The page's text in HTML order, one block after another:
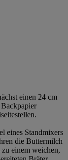
einen 24 cm
eines Standmixers
die Buttermilch
einem weichen,